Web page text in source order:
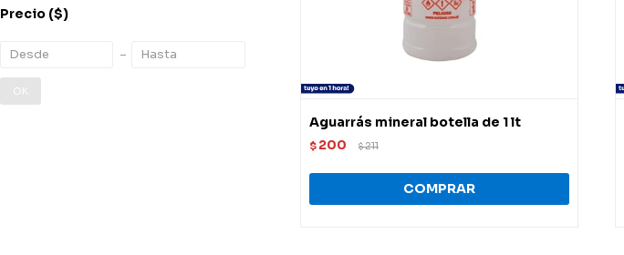
Aguarrás mineral botella de 1 lt
$ 200 $211
Precio ($)
OK